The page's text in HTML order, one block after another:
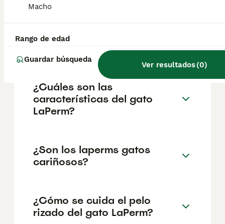
Macho
Rango de edad
Guardar búsqueda
Ver resultados(0)
criadores responsables que garanticen la
de comprometerse siempre es la mejor
¿Cuáles son las
características del gato
LaPerm?
¿Son los laperms gatos
cariñosos?
¿Cómo se cuida el pelo
rizado del gato LaPerm?